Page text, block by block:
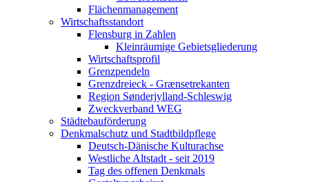
Flächenmanagement
Wirtschaftsstandort
Flensburg in Zahlen
Kleinräumige Gebietsgliederung
Wirtschaftsprofil
Grenzpendeln
Grenzdreieck - Grænsetrekanten
Region Sønderjylland-Schleswig
Zweckverband WEG
Städtebauförderung
Denkmalschutz und Stadtbildpflege
Deutsch-Dänische Kulturachse
Westliche Altstadt - seit 2019
Tag des offenen Denkmals